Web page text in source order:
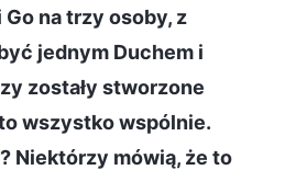
na trzy osoby, z
jednym Duchem i
zostały stworzone
wszystko wspólnie.
Niektórzy mówią, że to